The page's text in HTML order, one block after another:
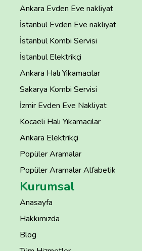
Ankara Evden Eve nakliyat
İstanbul Evden Eve nakliyat
İstanbul Kombi Servisi
İstanbul Elektrikçi
Ankara Halı Yıkamacılar
Sakarya Kombi Servisi
İzmir Evden Eve Nakliyat
Kocaeli Halı Yıkamacılar
Ankara Elektrikçi
Popüler Aramalar
Popüler Aramalar Alfabetik
Kurumsal
Anasayfa
Hakkımızda
Blog